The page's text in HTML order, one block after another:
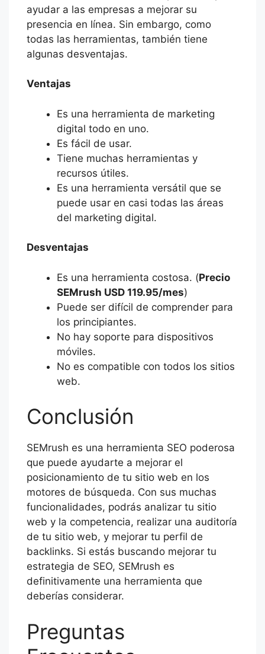
ayudar a las empresas a mejorar su
presencia en línea. Sin embargo, como
todas las herramientas, también tiene
algunas desventajas.
Ventajas
Es una herramienta de marketing
digital todo en uno.
Es fácil de usar.
Tiene muchas herramientas y
recursos útiles.
Es una herramienta versátil que se
puede usar en casi todas las áreas
del marketing digital.
Desventajas
Es una herramienta costosa. (Precio
SEMrush USD 119.95/mes)
Puede ser difícil de comprender para
los principiantes.
No hay soporte para dispositivos
móviles.
No es compatible con todos los sitios
web.
Conclusión
SEMrush es una herramienta SEO poderosa
que puede ayudarte a mejorar el
posicionamiento de tu sitio web en los
motores de búsqueda. Con sus muchas
funcionalidades, podrás analizar tu sitio
web y la competencia, realizar una auditoría
de tu sitio web, y mejorar tu perfil de
backlinks. Si estás buscando mejorar tu
estrategia de SEO, SEMrush es
definitivamente una herramienta que
deberías considerar.
Preguntas